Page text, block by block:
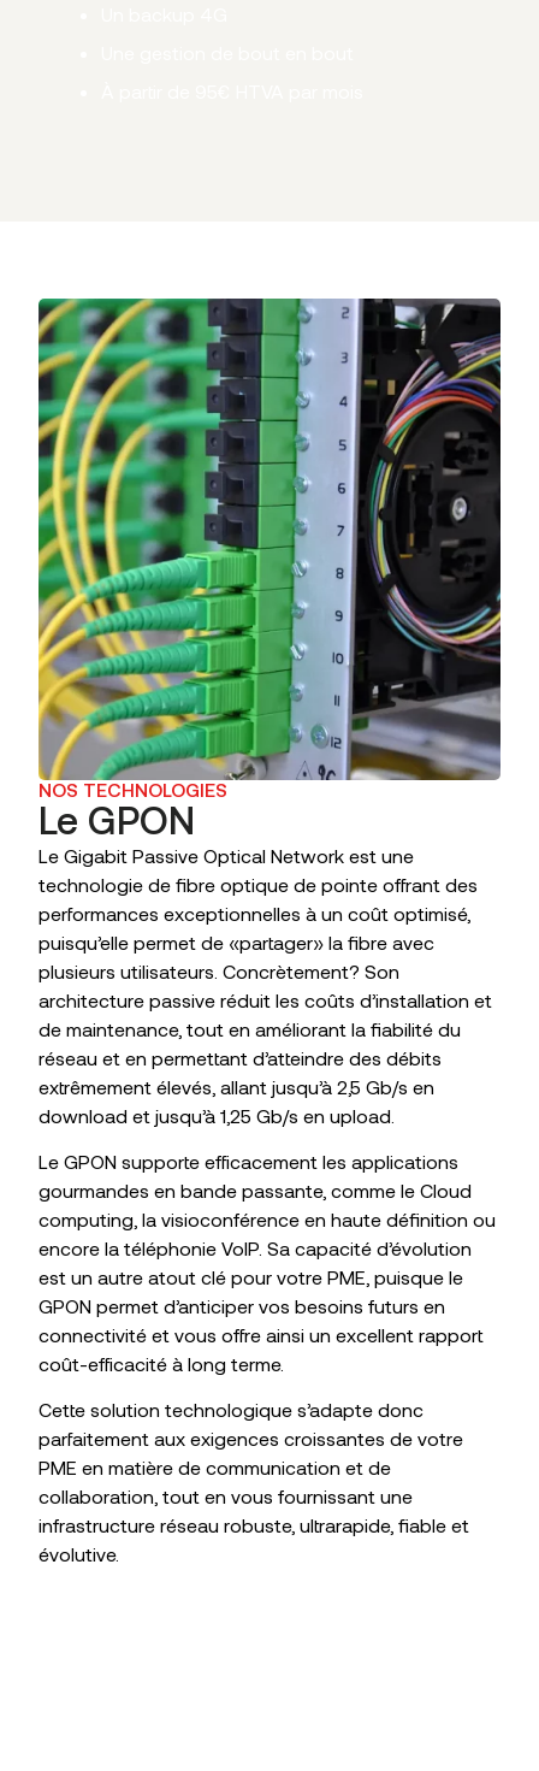
NOS TECHNOLOGIES
Le GPON
Le Gigabit Passive Optical Network est une
technologie de fibre optique de pointe offrant des
performances exceptionnelles à un coût optimisé,
puisqu’elle permet de «partager» la fibre avec
plusieurs utilisateurs. Concrètement? Son
architecture passive réduit les coûts d’installation et
de maintenance, tout en améliorant la fiabilité du
réseau et en permettant d’atteindre des débits
extrêmement élevés, allant jusqu’à 2,5 Gb/s en
download et jusqu’à 1,25 Gb/s en upload.
Le GPON supporte efficacement les applications
gourmandes en bande passante, comme le Cloud
computing, la visioconférence en haute définition ou
encore la téléphonie VoIP. Sa capacité d’évolution
est un autre atout clé pour votre PME, puisque le
GPON permet d’anticiper vos besoins futurs en
connectivité et vous offre ainsi un excellent rapport
coût-efficacité à long terme.
Cette solution technologique s’adapte donc
parfaitement aux exigences croissantes de votre
PME en matière de communication et de
collaboration, tout en vous fournissant une
infrastructure réseau robuste, ultrarapide, fiable et
évolutive.